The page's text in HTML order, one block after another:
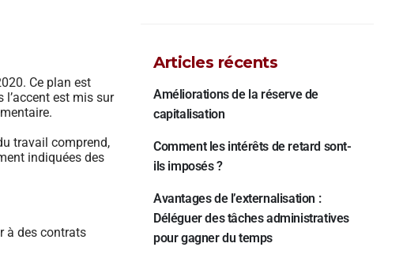
Ce plan est
est mis sur
travail comprend,
indiquées des
à des contrats
Articles récents
Améliorations de la réserve de
capitalisation
Comment les intérêts de retard sont-
ils imposés ?
Avantages de l’externalisation :
Déléguer des tâches administratives
pour gagner du temps